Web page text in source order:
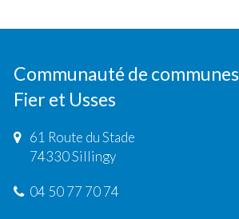
Communauté de communes
Fier et Usses
61 Route du Stade
74330 Sillingy
04 50 77 70 74